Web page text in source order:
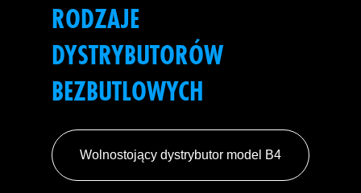
RODZAJE
DYSTRYBUTORÓW
BEZBUTLOWYCH
Wolnostojący dystrybutor model B4